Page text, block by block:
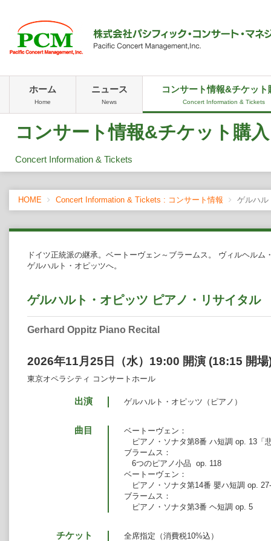
ホーム
Home
ニュース
News
コンサート情報&チケット
Concert Information & Tickets
コンサート情報&チケット購入
Concert Information & Tickets
HOME Concert Information & Tickets : コンサート情報 ゲルハル
ドイツ正統派の継承。ベートーヴェン～ブラームス。 ヴィルヘル
ゲルハルト・オピッツへ。
ゲルハルト・オピッツ ピアノ・リサイタル
Gerhard Oppitz Piano Recital
2026年11月25日（水）19:00 開演 (18:15 開場
東京オペラシティ コンサートホール
出演 ゲルハルト・オピッツ（ピアノ）
曲目
ベートーヴェン：
ピアノ・ソナタ第8番 ハ短調 op. 13「
ブラームス：
6つのピアノ小品 op. 118
ベートーヴェン：
ピアノ・ソナタ第14番 嬰ハ短調 op.
ブラームス：
ピアノ・ソナタ第3番 ヘ短調 op. 5
チケット
全席指定（消費税10%込）